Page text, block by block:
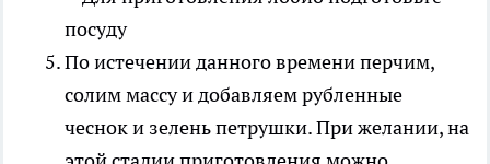
По истечении данного времени перчим,
солим массу и добавляем рубленные
чеснок и зелень петрушки. При желании, на